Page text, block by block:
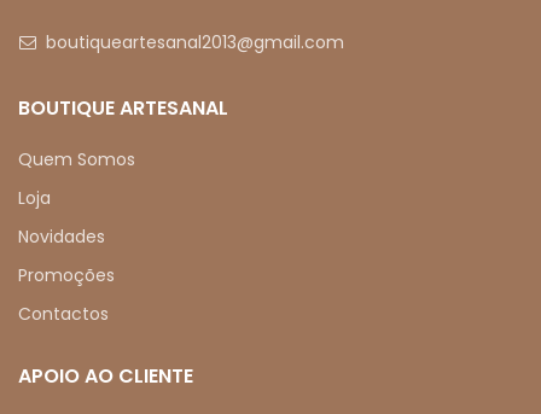
boutiqueartesanal2013@gmail.com
BOUTIQUE ARTESANAL
Quem Somos
Loja
Novidades
Promoções
Contactos
APOIO AO CLIENTE